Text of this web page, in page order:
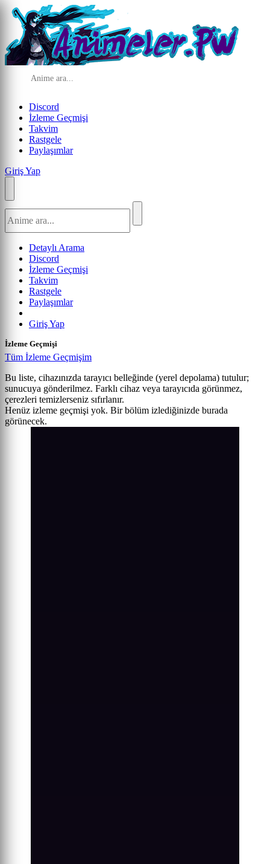
Discord
İzleme Geçmişi
Takvim
Rastgele
Paylaşımlar
Giriş Yap
Detaylı Arama
Discord
İzleme Geçmişi
Takvim
Rastgele
Paylaşımlar
Giriş Yap
İzleme Geçmişi
Tüm İzleme Geçmişim
Bu liste, cihazınızda tarayıcı belleğinde (yerel depolama) tutulur;
sunucuya gönderilmez. Farklı cihaz veya tarayıcıda görünmez,
çerezleri temizlerseniz sıfırlanır.
Henüz izleme geçmişi yok. Bir bölüm izlediğinizde burada
görünecek.